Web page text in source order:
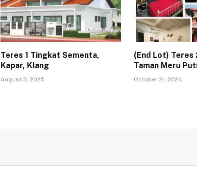
Teres 1 Tingkat Sementa,
Kapar, Klang
August 3, 2025
(End Lot) Teres
Taman Meru
October 21, 2024